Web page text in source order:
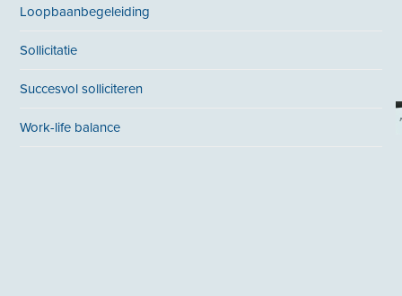
Loopbaanbegeleiding
Sollicitatie
Succesvol solliciteren
Work-life balance